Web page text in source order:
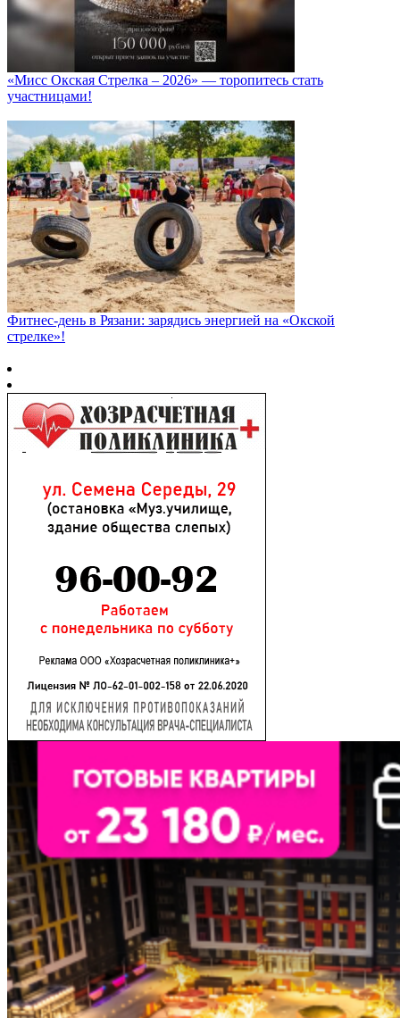
«Мисс Окская Стрелка – 2026» — торопитесь стать
участницами!
Фитнес‑день в Рязани: зарядись энергией на «Окской
стрелке»!